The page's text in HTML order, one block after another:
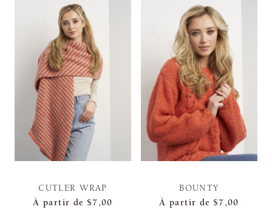
CUTLER WRAP
À partir de $7,00
BOUNTY
À partir de $7,00